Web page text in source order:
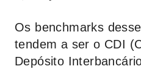
Os benchmarks
tendem a ser o CDI
Depósito